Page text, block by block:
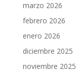
marzo 2026
febrero 2026
enero 2026
diciembre 2025
noviembre 2025